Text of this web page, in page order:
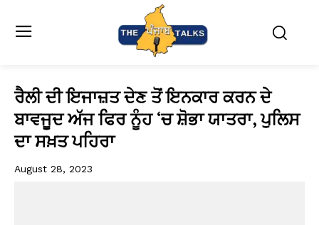
ਰੈਲੀ ਦੀ ਇਜਾਜ਼ਤ ਦੇਣ ਤੋਂ ਇਨਕਾਰ ਕਰਨ ਦੇ
ਬਾਵਜੂਦ ਅੱਜ ਫਿਰ ਨੂੰਹ ‘ਚ ਸ਼ੋਭਾ ਯਾਤਰਾ, ਪੁਲਿਸ
ਦਾ ਸਖ਼ਤ ਪਹਿਰਾ
August 28, 2023